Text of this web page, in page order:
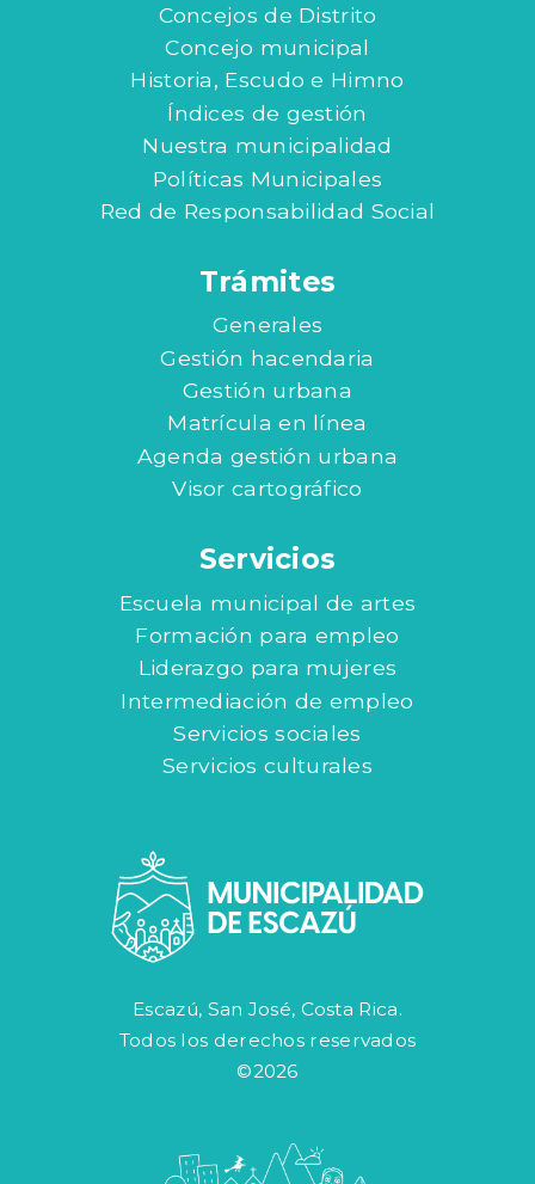
Concejos de Distrito
Concejo municipal
Historia, Escudo e Himno
Índices de gestión
Nuestra municipalidad
Políticas Municipales
Red de Responsabilidad Social
Trámites
Generales
Gestión hacendaria
Gestión urbana
Matrícula en línea
Agenda gestión urbana
Visor cartográfico
Servicios
Escuela municipal de artes
Formación para empleo
Liderazgo para mujeres
Intermediación de empleo
Servicios sociales
Servicios culturales
Escazú, San José, Costa Rica.
Todos los derechos reservados
©2026